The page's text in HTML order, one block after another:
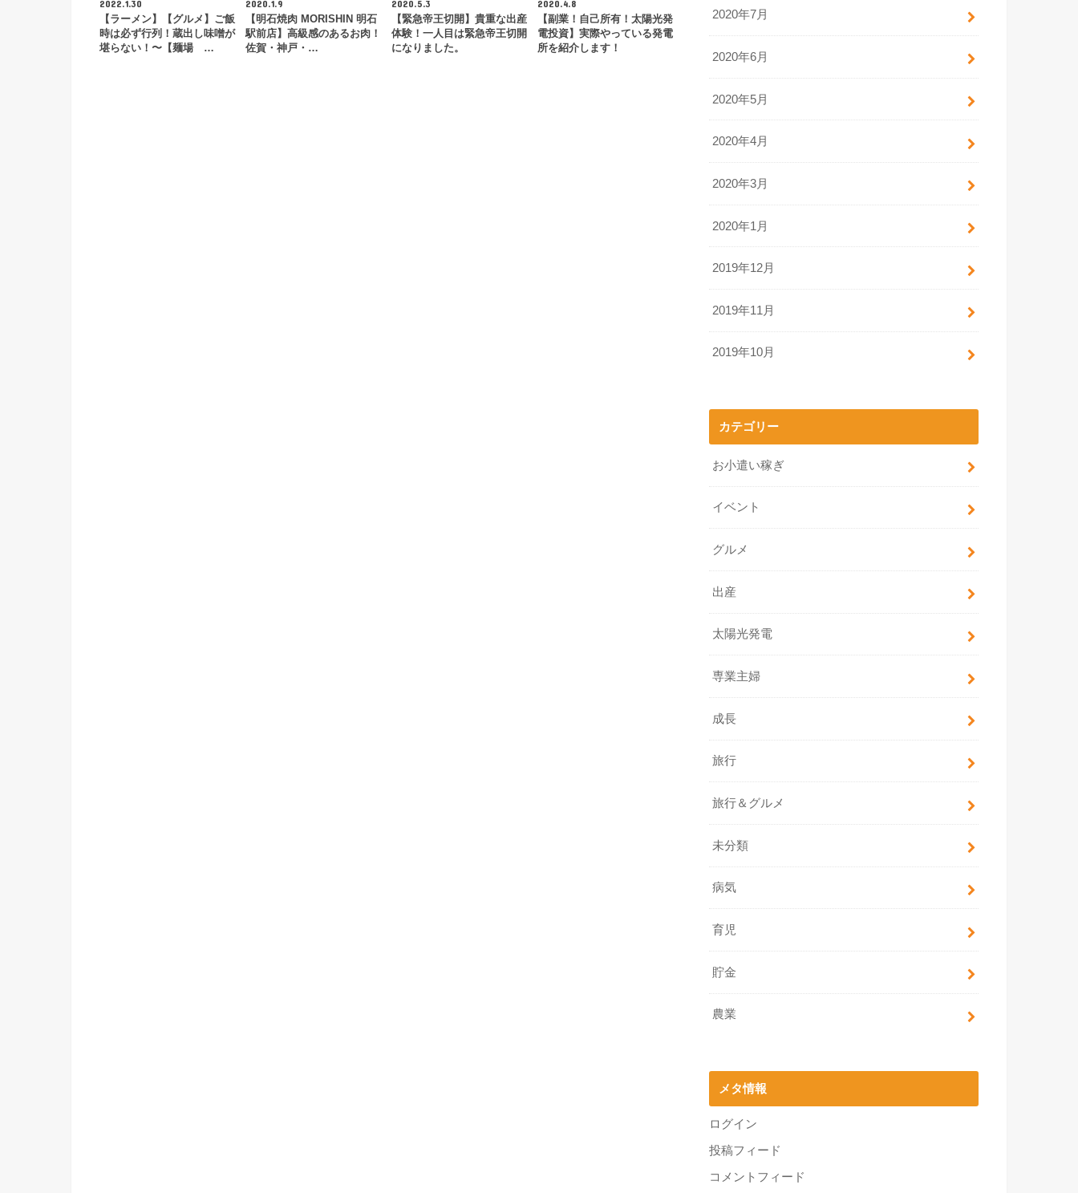
2022.1.30
【ラーメン】【グルメ】ご飯
時は必ず行列！蔵出し味噌が
堪らない！〜【麺場 …
2020.1.9
【明石焼肉 MORISHIN 明石
駅前店】高級感のあるお肉！
佐賀・神戸・…
2020.5.3
【緊急帝王切開】貴重な出産
体験！一人目は緊急帝王切開
になりました。
2020.4.8
【副業！自己所有！太陽光発
電投資】実際やっている発電
所を紹介します！
2020年7月
2020年6月
2020年5月
2020年4月
2020年3月
2020年1月
2019年12月
2019年11月
2019年10月
カテゴリー
お小遣い稼ぎ
イベント
グルメ
出産
太陽光発電
専業主婦
成長
旅行
旅行＆グルメ
未分類
病気
育児
貯金
農業
メタ情報
ログイン
投稿フィード
コメントフィード